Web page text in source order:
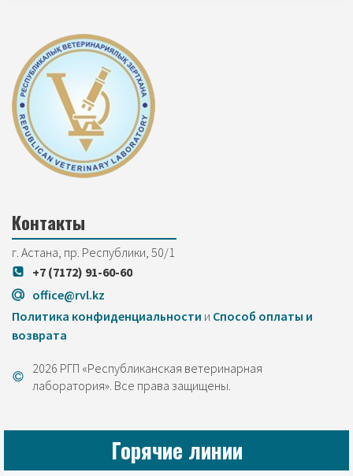
Контакты
г. Астана, пр. Республики, 50/1
+7 (7172) 91-60-60
office@rvl.kz
Политика конфиденциальности и Cпособ оплаты и
возврата
2026 РГП «Республиканская ветеринарная
лаборатория». Все права защищены.
Горячие линии